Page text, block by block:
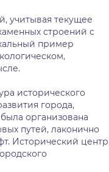
учитывая текущее
строений с
пример
исторического
города,
организована
путей, лаконично
Исторический центр